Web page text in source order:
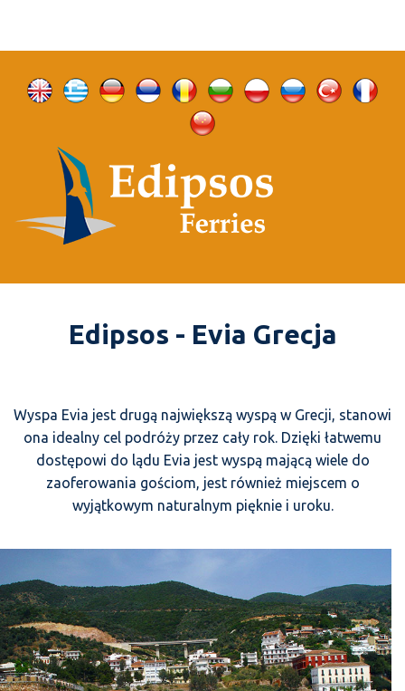
Edipsos - Evia Grecja
Wyspa Evia jest drugą największą wyspą w Grecji, stanowi
ona idealny cel podróży przez cały rok. Dzięki łatwemu
dostępowi do lądu Evia jest wyspą mającą wiele do
zaoferowania gościom, jest również miejscem o
wyjątkowym naturalnym pięknie i uroku.